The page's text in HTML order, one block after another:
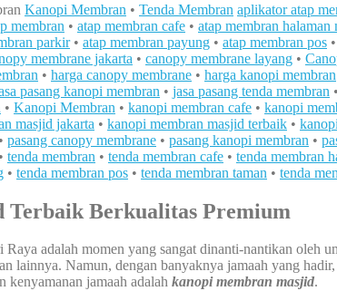
Kanopi Membran • Tenda Membran aplikator atap
membran • atap membran cafe • atap membran halaman
parkir• atap membran payung • atap membran pos •
membrane jakarta • canopy membrane layang •
• harga canopy membrane • harga kanopi membran
pasang kanopi membran • jasa pasang tenda membran •
• Kanopi Membran • kanopi membran cafe • kanopi
masjid jakarta • kanopi membran masjid terbaik •
• pasang canopy membrane • pasang kanopi membran •
• tenda membran • tenda membran cafe • tenda membran
• tenda membran pos • tenda membran taman • tenda
Berkualitas Premium
Raya adalah momen yang sangat dinanti-nantikan oleh
lainnya. Namun, dengan banyaknya jamaah yang
jamaah adalah kanopi membran masjid.